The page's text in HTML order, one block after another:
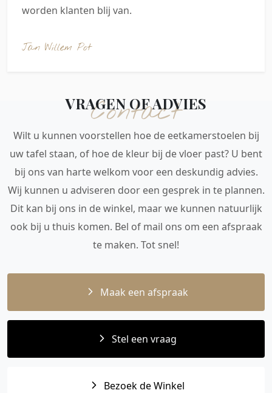
worden klanten blij van.
Jan Willem Pot
Contact
VRAGEN OF ADVIES
Wilt u kunnen voorstellen hoe de eetkamerstoelen bij
uw tafel staan, of hoe de kleur bij de vloer past? U bent
bij ons van harte welkom voor een deskundig advies.
Wij kunnen u adviseren door een gesprek in te plannen.
Dit kan bij ons in de winkel, maar we kunnen natuurlijk
ook bij u thuis komen. Bel of mail ons om een afspraak
te maken. Tot snel!
Maak een afspraak
Stel een vraag
Bezoek de Winkel